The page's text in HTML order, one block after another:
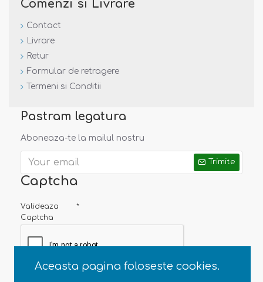
Aceasta pagina foloseste cookies.
Comenzi si Livrare
Contact
Livrare
Retur
Formular de retragere
Termeni si Conditii
Pastram legatura
Aboneaza-te la mailul nostru
Trimite
Captcha
Valideaza
Captcha